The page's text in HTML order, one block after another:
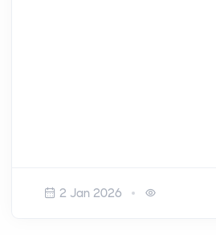
2 Jan 2026